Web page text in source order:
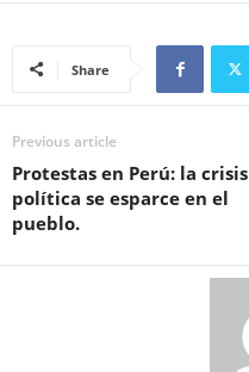
Share
Previous article
Protestas en Perú: la crisis
política se esparce en el
pueblo.